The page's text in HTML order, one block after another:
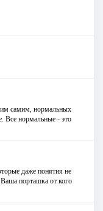
самим, нормальных
Все нормальные - это
даже понятия не
порташка от кого